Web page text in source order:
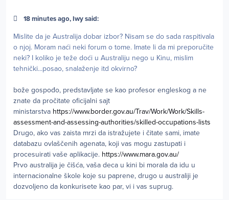
18 minutes ago, Iwy said:
Mislite da je Australija dobar izbor? Nisam se do sada raspitivala
o njoj. Moram naći neki forum o tome. Imate li da mi preporučite
neki? I koliko je teže doći u Australiju nego u Kinu, mislim
tehnički...posao, snalaženje itd okvirno?
bože gospođo, predstavljate se kao profesor engleskog a ne
znate da pročitate oficijalni sajt
ministarstva https://www.border.gov.au/Trav/Work/Work/Skills-
assessment-and-assessing-authorities/skilled-occupations-lists
Drugo, ako vas zaista mrzi da istražujete i čitate sami, imate
databazu ovlaščenih agenata, koji vas mogu zastupati i
procesuirati vaše aplikacije. https://www.mara.gov.au/
Prvo australija je čišća, vaša deca u kini bi morala da idu u
internacionalne škole koje su paprene, drugo u australiji je
dozvoljeno da konkurisete kao par, vi i vas suprug.